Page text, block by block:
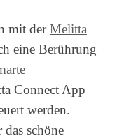
mit derMelitta
eine Berührung
Connect App
werden.
schöne